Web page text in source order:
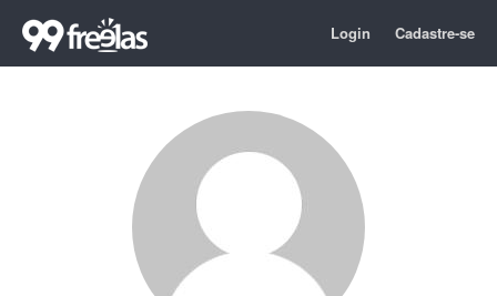
Login Cadastre-se